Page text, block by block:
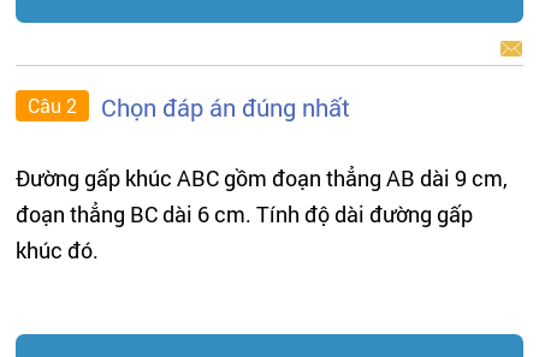
Câu 2 Chọn đáp án đúng nhất
Đường gấp khúc ABC gồm đoạn thẳng AB dài 9 cm,
đoạn thẳng BC dài 6 cm. Tính độ dài đường gấp
khúc đó.